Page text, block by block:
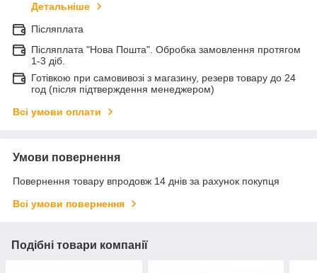
Детальніше
Післяплата
Післяплата "Нова Пошта". Обробка замовлення протягом
1-3 діб.
Готівкою при самовивозі з магазину, резерв товару до 24
год (після підтверждення менеджером)
Всі умови оплати
Умови повернення
Повернення товару впродовж 14 днів за рахунок покупця
Всі умови повернення
Подібні товари компанії